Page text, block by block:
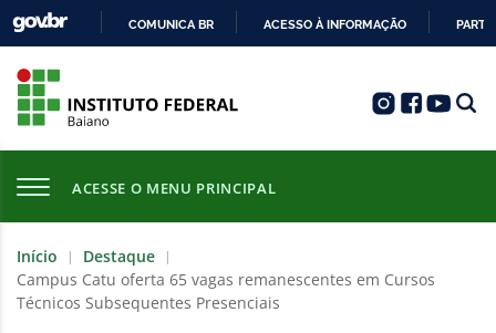
COMUNICA BR ACESSO À INFORMAÇÃO
ACESSE O MENU PRINCIPAL
Início | Destaque |
Campus Catu oferta 65 vagas remanescentes em Cursos
Técnicos Subsequentes Presenciais